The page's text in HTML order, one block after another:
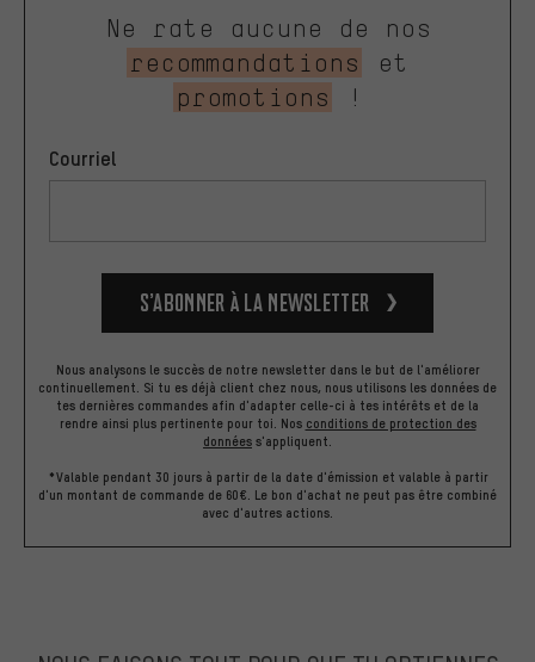
Ne rate aucune de nos
recommandations
et
promotions
!
Courriel
S’abonner à la newsletter
Nous analysons le succès de notre newsletter dans le but de l'améliorer
continuellement. Si tu es déjà client chez nous, nous utilisons les données de
tes dernières commandes afin d'adapter celle-ci à tes intérêts et de la
rendre ainsi plus pertinente pour toi. Nos conditions de protection des
données s'appliquent.
*Valable pendant 30 jours à partir de la date d'émission et valable à partir
d'un montant de commande de 60€. Le bon d'achat ne peut pas être combiné
avec d'autres actions.